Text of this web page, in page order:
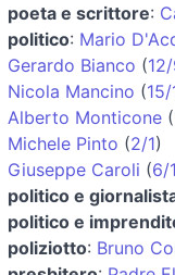
poeta e scrittore:
politico: Mario
Gerardo Bianco (
Nicola Mancino (15/
Alberto Monticone (
Michele Pinto (2/1)
Giuseppe Caroli (6/
politico e
politico e
poliziotto: Bruno